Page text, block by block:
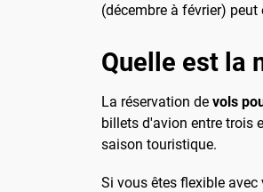
(décembre à février)
Quelle est la
La réservation de vols
billets d'avion entre trois
saison touristique.
Si vous êtes flexible